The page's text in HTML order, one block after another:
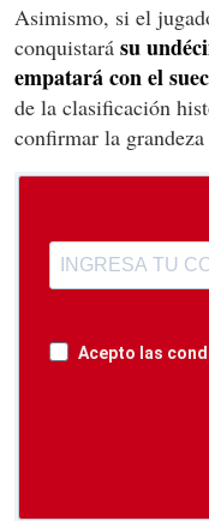
Asimismo, si el
conquistará su
empatará con el
de la clasificación
confirmar la
Acepto las